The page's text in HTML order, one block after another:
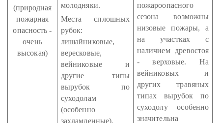
(природная
пожарная
опасность -
очень
высокая)
молодняки.
Места сплошных
рубок:
лишайниковые,
вересковые,
вейниковые и
другие типы
вырубок по
суходолам
(особенно
захламленные).
пожароопасного
сезона возможны
низовые пожары, а
на участках с
наличием древостоя
- верховые. На
вейниковых и
других травяных
типах вырубок по
суходолу особенно
значительна